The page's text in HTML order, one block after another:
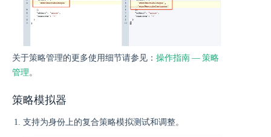
关于策略管理的更多使用细节请参见： 操作指南 — 策略
管理。
策略模拟器
支持为身份上的复合策略模拟测试和调整。